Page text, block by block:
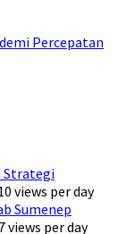
Percepatan
Strategi
views per day
Sumenep
views per day